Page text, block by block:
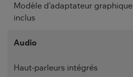
Modèle d'adaptateur graphique
inclus
Audio
Haut-parleurs intégrés